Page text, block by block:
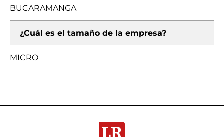
BUCARAMANGA
¿Cuál es el tamaño de la empresa?
MICRO